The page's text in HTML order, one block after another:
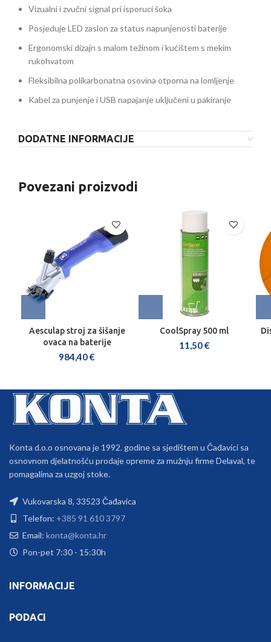
Vizualni i zvučni signal pri isporuci šoka
Posjeduje LED zaslon za status napunjenosti baterije
Ergonomski dizajn s malom težinom i kućištem s mekim
rukohvatom
Fleksibilna polikarbonatna osovina otporna na lomljenje
Kabel za punjenje i USB napajanje uključeni u pakiranje
DODATNE INFORMACIJE
Povezani proizvodi
Aesculap stroj za šišanje
ovaca na baterije
984,40€
CoolSpray 500 ml
11,50€
Konta d.o.o osnovana je 1992. godine sa sjedištem u Čađavici sa
osnovnom djelatnošću prodaje opreme za mužnju firme Delaval, te
pomagalima za uzgoj stoke.
Vukovarska 8, 33523 Čađavica
Telefon: +385 91 610 3797
Email: konta@konta.hr
Pon-pet 7:30 - 15:30h
INFORMACIJE
PODACI